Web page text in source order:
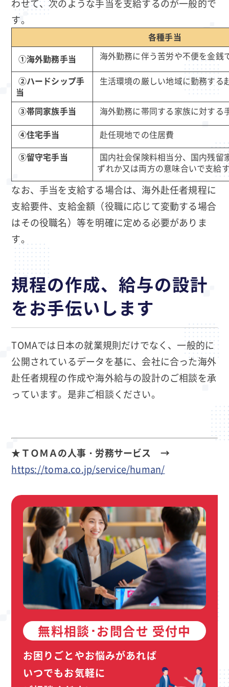
わせて、次のような手当を支給するのが一般的で
す。
各種手当
①海外勤務手当
海外勤務に伴う苦労や不便を金銭
②ハードシップ手
当
生活環境の厳しい地域に勤務する
③帯同家族手当
海外勤務に帯同する家族に対する
④住宅手当
赴任現地での住居費
⑤留守宅手当
国内社会保険料相当分、国内残留
ずれか又は両方の意味合いで支給
なお、手当を支給する場合は、海外赴任者規程に
支給要件、支給金額（役職に応じて変動する場合
はその役職名）等を明確に定める必要がありま
す。
規程の作成、給与の設計
をお手伝いします
TOMAでは日本の就業規則だけでなく、一般的に
公開されているデータを基に、会社に合った海外
赴任者規程の作成や海外給与の設計のご相談を承
っています。是非ご相談ください。
★ＴＯＭＡの人事・労務サービス →
https://toma.co.jp/service/human/
無料相談･お問合せ 受付中
お困りごとやお悩みがあれば
いつでもお気軽に